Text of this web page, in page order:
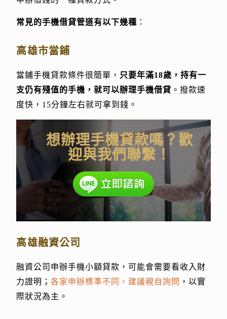
常見的手機借貸管道有以下幾種 ：
高雄市當鋪
當鋪手機貸款條件很簡單， 只要年滿18歲，持有一
支仍有殘值的手機，就可以辦理手機借貸 。撥款速
度快，15分鐘左右就可拿到錢。
想辦理手機貸款嗎？歡
迎與我們聯繫！
高雄融資公司
融資公司申辦手機小額貸款，可能會需要看收入財
力證明；各家申辦標準不同，建議親自詢問 ，以實
際狀況為主。